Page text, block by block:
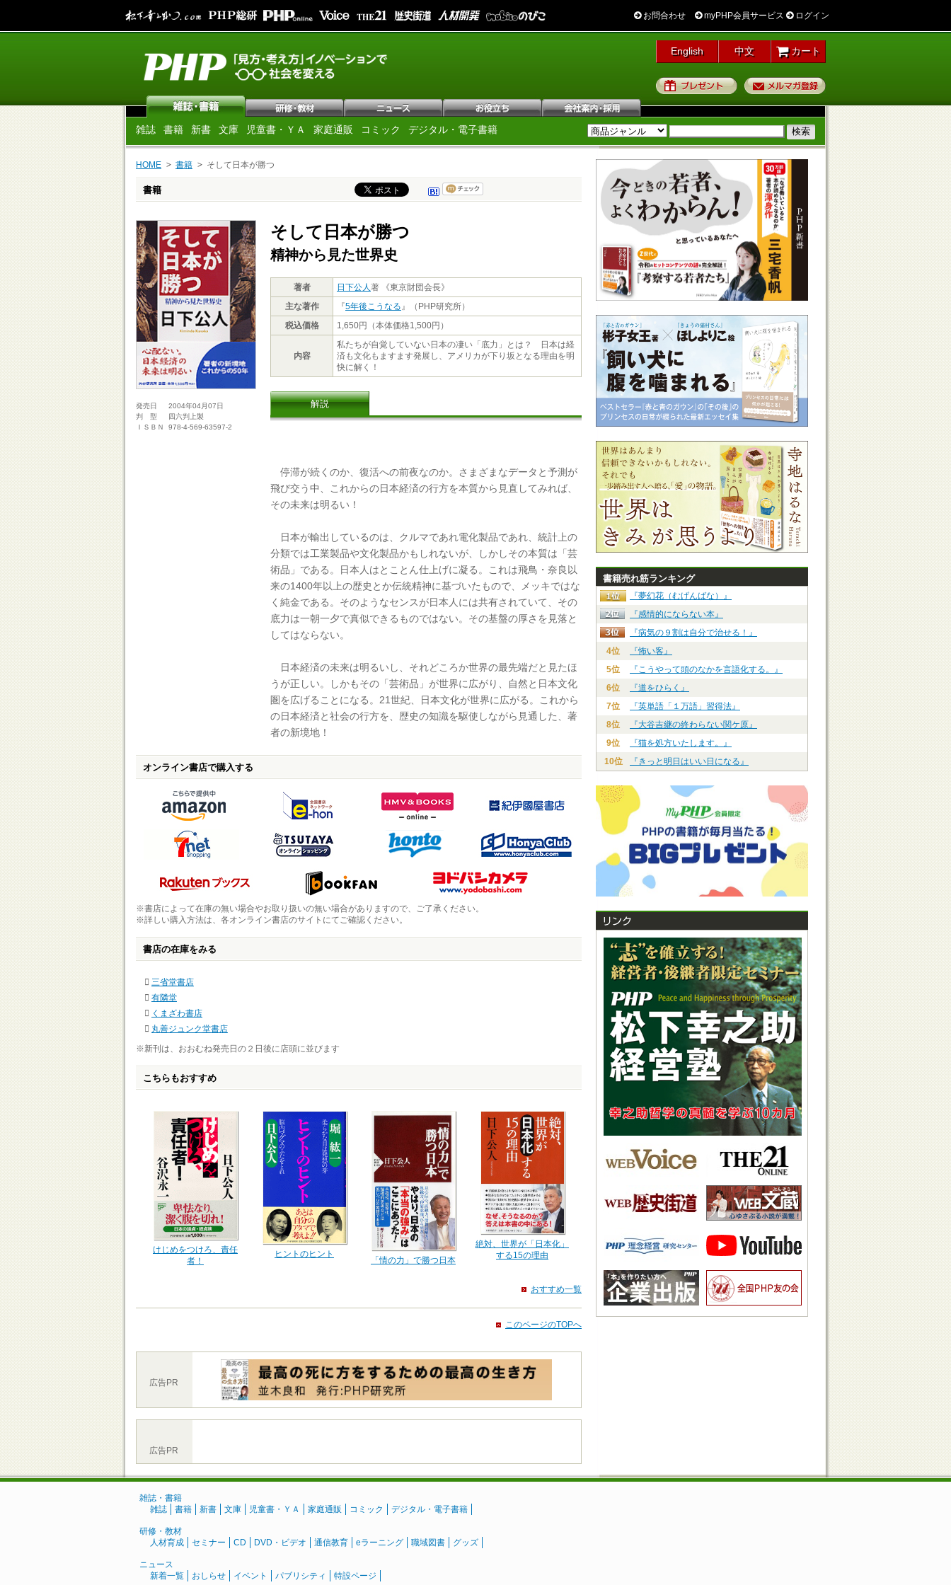
お問合わせ myPHP会員サービス ログイン
English 中文 カート
プレゼント
雑誌 書籍 新書 文庫 児童書・ＹＡ 家庭通販 コミック デジタル・電子書籍
HOME 書籍 そして日本が勝つ
書籍
発売日
2004年04月07日
判 型
四六判上製
ＩＳＢＮ
978-4-569-63597-2
そして日本が勝つ
精神から見た世界史
著者 日下公人著 《東京財団会長》
主な著作
『5年後こうなる 』（PHP研究所）
税込価格
1,650円（本体価格1,500円）
内容
私たちが自覚していない日本の凄い「底力」とは？ 日本は経
済も文化もますます発展し、アメリカが下り坂となる理由を明
快に解く！
解説
停滞が続くのか、復活への前夜なのか。さまざまなデータと予測が
飛び交う中、これからの日本経済の行方を本質から見直してみれば、
その未来は明るい！
日本が輸出しているのは、クルマであれ電化製品であれ、統計上の
分類では工業製品や文化製品かもしれないが、しかしその本質は「芸
術品」である。日本人はとことん仕上げに凝る。これは飛鳥・奈良以
来の1400年以上の歴史とか伝統精神に基づいたもので、メッキではな
く純金である。そのようなセンスが日本人には共有されていて、その
底力は一朝一夕で真似できるものではない。その基盤の厚さを見落と
してはならない。
日本経済の未来は明るいし、それどころか世界の最先端だと見たほ
うが正しい。しかもその「芸術品」が世界に広がり、自然と日本文化
圏を広げることになる。21世紀、日本文化が世界に広がる。これから
の日本経済と社会の行方を、歴史の知識を駆使しながら見通した、著
者の新境地！
オンライン書店で購入する
※書店によって在庫の無い場合やお取り扱いの無い場合がありますので、ご了承ください。
※詳しい購入方法は、各オンライン書店のサイトにてご確認ください。
書店の在庫をみる
三省堂書店
有隣堂
くまざわ書店
丸善ジュンク堂書店
※新刊は、おおむね発売日の２日後に店頭に並びます
こちらもおすすめ
けじめをつけろ、責任
者！
ヒントのヒント
「情の力」で勝つ日本
絶対、世界が「日本化」
する15の理由
おすすめ一覧
このページのTOPへ
広告PR
広告PR
書籍売れ筋ランキング
『夢幻花（むげんばな）』
『感情的にならない本』
『病気の９割は自分で治せる！』
4位
『怖い客』
5位
『こうやって頭のなかを言語化する。』
6位
『道をひらく』
7位
『英単語「１万語」習得法』
8位
『大谷吉継の終わらない関ケ原』
9位
『猫を処方いたします。』
10位
『きっと明日はいい日になる』
雑誌・書籍
雑誌
書籍 新書 文庫 児童書・ＹＡ 家庭通販 コミック デジタル・電子書籍
研修・教材
人材育成
セミナー CD DVD・ビデオ 通信教育 eラーニング 職域図書 グッズ
ニュース
新着一覧
おしらせ イベント パブリシティ 特設ページ